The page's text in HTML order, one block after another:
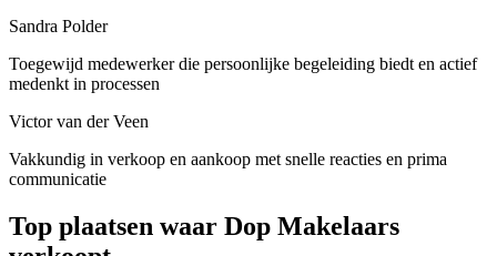
Sandra Polder
Toegewijd medewerker die persoonlijke begeleiding biedt en actief
medenkt in processen
Victor van der Veen
Vakkundig in verkoop en aankoop met snelle reacties en prima
communicatie
Top plaatsen waar Dop Makelaars